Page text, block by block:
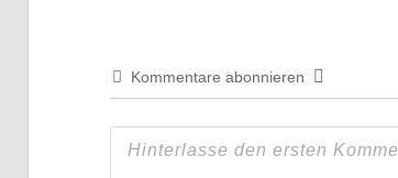
Kommentare abonnieren